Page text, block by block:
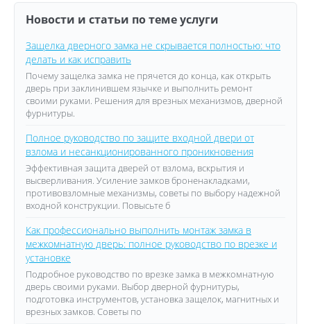
Новости и статьи по теме услуги
Защелка дверного замка не скрывается полностью: что
делать и как исправить
Почему защелка замка не прячется до конца, как открыть
дверь при заклинившем язычке и выполнить ремонт
своими руками. Решения для врезных механизмов, дверной
фурнитуры.
Полное руководство по защите входной двери от
взлома и несанкционированного проникновения
Эффективная защита дверей от взлома, вскрытия и
высверливания. Усиление замков броненакладками,
противовзломные механизмы, советы по выбору надежной
входной конструкции. Повысьте б
Как профессионально выполнить монтаж замка в
межкомнатную дверь: полное руководство по врезке и
установке
Подробное руководство по врезке замка в межкомнатную
дверь своими руками. Выбор дверной фурнитуры,
подготовка инструментов, установка защелок, магнитных и
врезных замков. Советы по